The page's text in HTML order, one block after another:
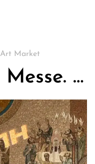
Art Market
This Is Not A Messe. Über Kirchen, Kunst & die Suche nach Gemeinschaft